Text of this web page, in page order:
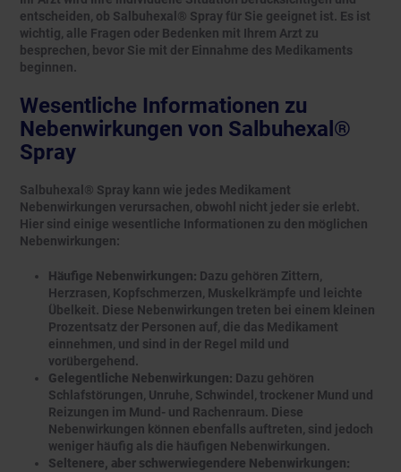
entscheiden, ob Salbuhexal® Spray für Sie geeignet ist. Es ist
wichtig, alle Fragen oder Bedenken mit Ihrem Arzt zu
besprechen, bevor Sie mit der Einnahme des Medikaments
beginnen.
Wesentliche Informationen zu
Nebenwirkungen von Salbuhexal®
Spray
Salbuhexal® Spray kann wie jedes Medikament
Nebenwirkungen verursachen, obwohl nicht jeder sie erlebt.
Hier sind einige wesentliche Informationen zu den möglichen
Nebenwirkungen:
Häufige Nebenwirkungen: Dazu gehören Zittern,
Herzrasen, Kopfschmerzen, Muskelkrämpfe und leichte
Übelkeit. Diese Nebenwirkungen treten bei einem kleinen
Prozentsatz der Personen auf, die das Medikament
einnehmen, und sind in der Regel mild und
vorübergehend.
Gelegentliche Nebenwirkungen: Dazu gehören
Schlafstörungen, Unruhe, Schwindel, trockener Mund und
Reizungen im Mund- und Rachenraum. Diese
Nebenwirkungen können ebenfalls auftreten, sind jedoch
weniger häufig als die häufigen Nebenwirkungen.
Seltenere, aber schwerwiegendere Nebenwirkungen: